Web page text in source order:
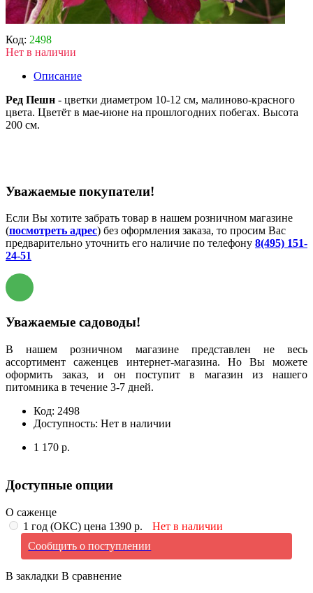
Код: 2498
Нет в наличии
Описание
Ред Пешн - цветки диаметром 10-12 см, малиново-красного
цвета. Цветёт в мае-июне на прошлогодних побегах. Высота
200 см.
Уважаемые покупатели!
Если Вы хотите забрать товар в нашем розничном магазине
(посмотреть адрес) без оформления заказа, то просим Вас
предварительно уточнить его наличие по телефону 8(495) 151-
24-51
Уважаемые садоводы!
В нашем розничном магазине представлен не весь
ассортимент саженцев интернет-магазина. Но Вы можете
оформить заказ, и он поступит в магазин из нашего
питомника в течение 3-7 дней.
Код: 2498
Доступность: Нет в наличии
1 170 р.
Доступные опции
О саженце
1 год (ОКС) цена 1390 р.
Нет в наличии
Сообщить о поступлении
В закладки В сравнение